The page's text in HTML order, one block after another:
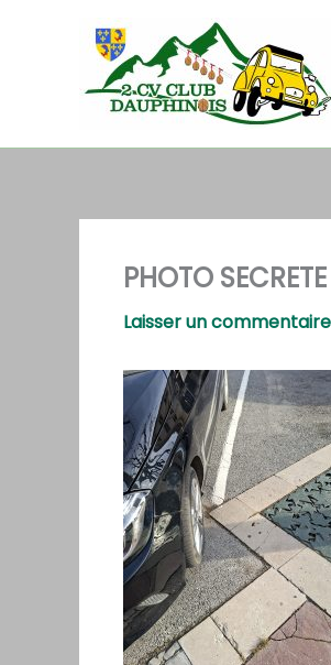
PHOTO SECRETE
Laisser un commentaire